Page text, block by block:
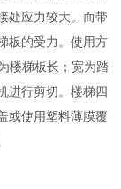
处应力较大。而带
板的受力。使用方
楼梯板长；宽为踏
进行剪切。楼梯四
或使用塑料薄膜覆
栏保护。